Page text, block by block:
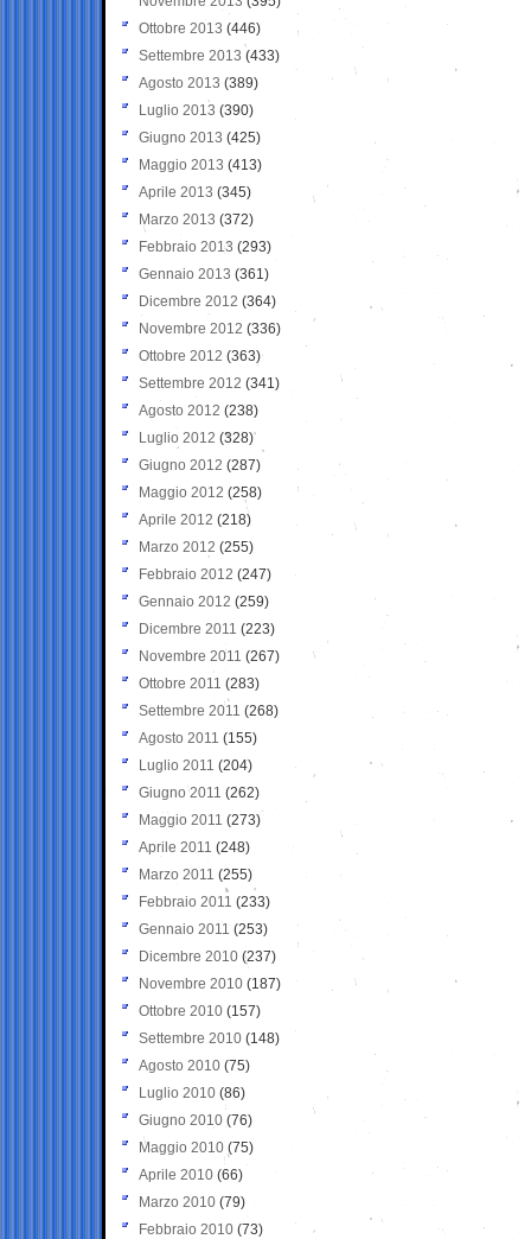
Ottobre 2013 (446)
Settembre 2013 (433)
Agosto 2013 (389)
Luglio 2013 (390)
Giugno 2013 (425)
Maggio 2013 (413)
Aprile 2013 (345)
Marzo 2013 (372)
Febbraio 2013 (293)
Gennaio 2013 (361)
Dicembre 2012 (364)
Novembre 2012 (336)
Ottobre 2012 (363)
Settembre 2012 (341)
Agosto 2012 (238)
Luglio 2012 (328)
Giugno 2012 (287)
Maggio 2012 (258)
Aprile 2012 (218)
Marzo 2012 (255)
Febbraio 2012 (247)
Gennaio 2012 (259)
Dicembre 2011 (223)
Novembre 2011 (267)
Ottobre 2011 (283)
Settembre 2011 (268)
Agosto 2011 (155)
Luglio 2011 (204)
Giugno 2011 (262)
Maggio 2011 (273)
Aprile 2011 (248)
Marzo 2011 (255)
Febbraio 2011 (233)
Gennaio 2011 (253)
Dicembre 2010 (237)
Novembre 2010 (187)
Ottobre 2010 (157)
Settembre 2010 (148)
Agosto 2010 (75)
Luglio 2010 (86)
Giugno 2010 (76)
Maggio 2010 (75)
Aprile 2010 (66)
Marzo 2010 (79)
Febbraio 2010 (73)